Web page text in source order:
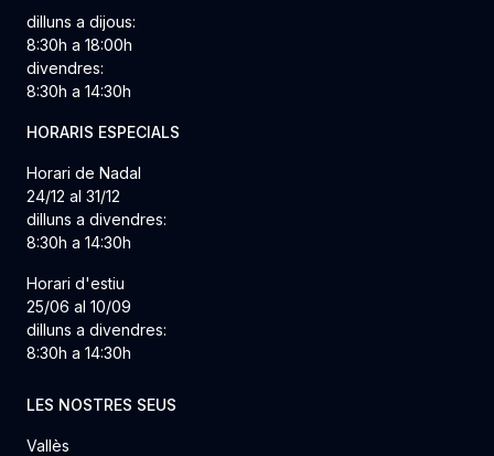
dilluns a dijous:
8:30h a 18:00h
divendres:
8:30h a 14:30h
HORARIS ESPECIALS
Horari de Nadal
24/12 al 31/12
dilluns a divendres:
8:30h a 14:30h
Horari d'estiu
25/06 al 10/09
dilluns a divendres:
8:30h a 14:30h
LES NOSTRES SEUS
Vallès